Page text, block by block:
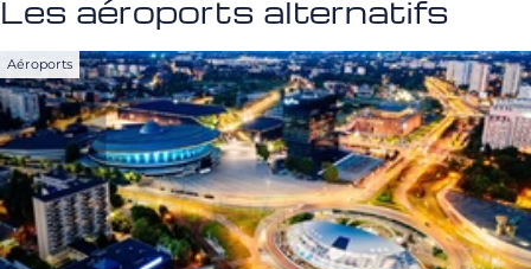
Les aéroports alternatifs
Aéroports